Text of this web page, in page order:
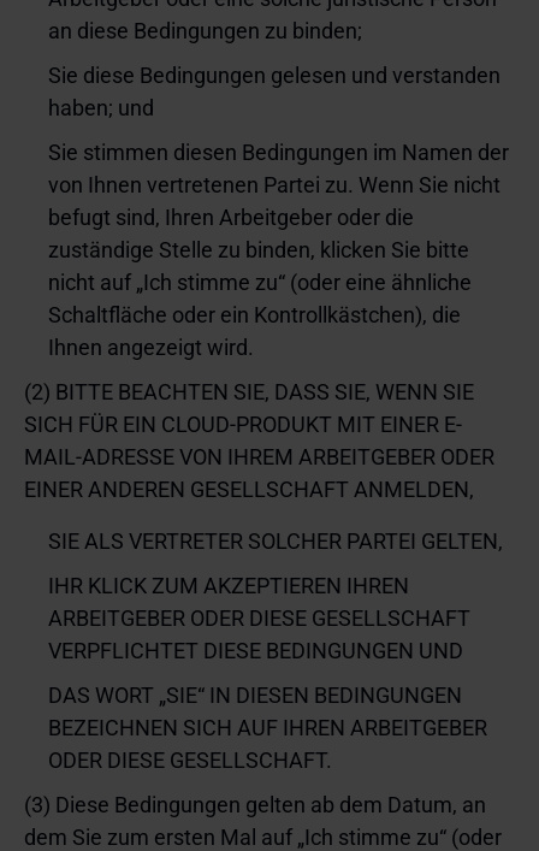
an diese Bedingungen zu binden;
Sie diese Bedingungen gelesen und verstanden
haben; und
Sie stimmen diesen Bedingungen im Namen der
von Ihnen vertretenen Partei zu. Wenn Sie nicht
befugt sind, Ihren Arbeitgeber oder die
zuständige Stelle zu binden, klicken Sie bitte
nicht auf „Ich stimme zu“ (oder eine ähnliche
Schaltfläche oder ein Kontrollkästchen), die
Ihnen angezeigt wird.
(2) BITTE BEACHTEN SIE, DASS SIE, WENN SIE
SICH FÜR EIN CLOUD-PRODUKT MIT EINER E-
MAIL-ADRESSE VON IHREM ARBEITGEBER ODER
EINER ANDEREN GESELLSCHAFT ANMELDEN,
SIE ALS VERTRETER SOLCHER PARTEI GELTEN,
IHR KLICK ZUM AKZEPTIEREN IHREN
ARBEITGEBER ODER DIESE GESELLSCHAFT
VERPFLICHTET DIESE BEDINGUNGEN UND
DAS WORT „SIE“ IN DIESEN BEDINGUNGEN
BEZEICHNEN SICH AUF IHREN ARBEITGEBER
ODER DIESE GESELLSCHAFT.
(3) Diese Bedingungen gelten ab dem Datum, an
dem Sie zum ersten Mal auf „Ich stimme zu“ (oder